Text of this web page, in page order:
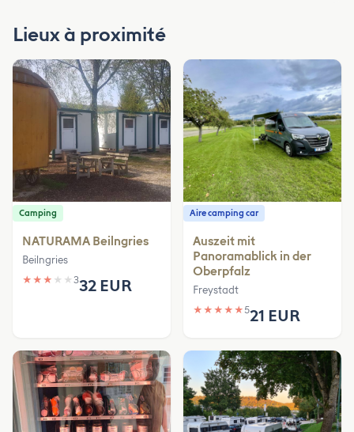
Lieux à proximité
Camping
NATURAMA Beilngries
Beilngries
★ ★ ★ ★ ★ 332 EUR
Aire camping car
Auszeit mit
Panoramablick in der
Oberpfalz
Freystadt
★ ★ ★ ★ ★521 EUR